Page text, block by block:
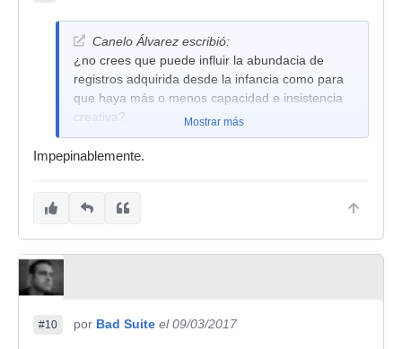
Canelo Álvarez escribió:
¿no crees que puede influir la abundacia de
registros adquirida desde la infancia como para
que haya más o menos capacidad e insistencia
creativa?
Mostrar más
Impepinablemente.
#10 por Bad Suite el 09/03/2017